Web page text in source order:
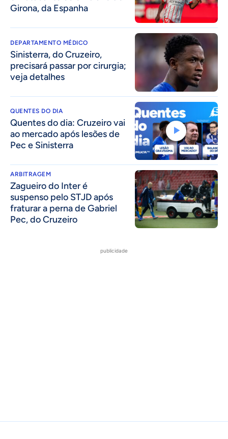
Girona, da Espanha
DEPARTAMENTO MÉDICO
Sinisterra, do Cruzeiro,
precisará passar por cirurgia;
veja detalhes
QUENTES DO DIA
Quentes do dia: Cruzeiro vai
ao mercado após lesões de
Pec e Sinisterra
ARBITRAGEM
Zagueiro do Inter é
suspenso pelo STJD após
fraturar a perna de Gabriel
Pec, do Cruzeiro
publicidade